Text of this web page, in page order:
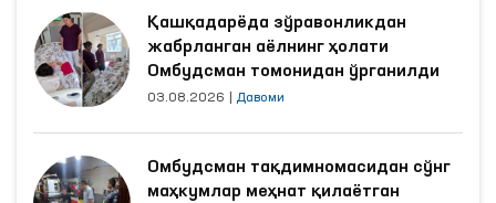
Қашқадарёда зўравонликдан
жабрланган аёлнинг ҳолати
Омбудсман томонидан ўрганилди
03.08.2026 Давоми
Омбудсман тақдимномасидан сўнг
маҳкумлар меҳнат қилаётган